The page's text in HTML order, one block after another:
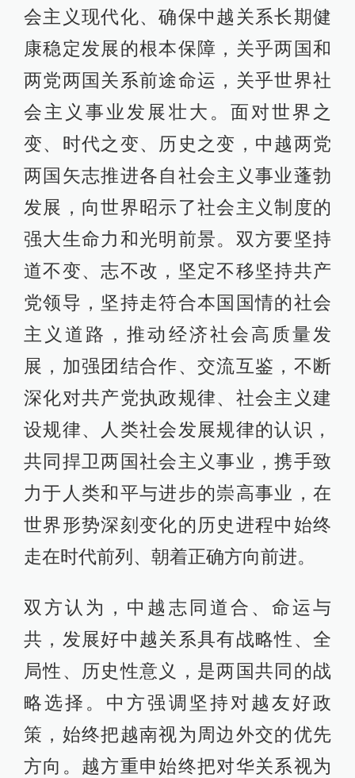
会主义现代化、确保中越关系长期健
康稳定发展的根本保障，关乎两国和
两党两国关系前途命运，关乎世界社
会主义事业发展壮大。面对世界之
变、时代之变、历史之变，中越两党
两国矢志推进各自社会主义事业蓬勃
发展，向世界昭示了社会主义制度的
强大生命力和光明前景。双方要坚持
道不变、志不改，坚定不移坚持共产
党领导，坚持走符合本国国情的社会
主义道路，推动经济社会高质量发
展，加强团结合作、交流互鉴，不断
深化对共产党执政规律、社会主义建
设规律、人类社会发展规律的认识，
共同捍卫两国社会主义事业，携手致
力于人类和平与进步的崇高事业，在
世界形势深刻变化的历史进程中始终
走在时代前列、朝着正确方向前进。
双方认为，中越志同道合、命运与
共，发展好中越关系具有战略性、全
局性、历史性意义，是两国共同的战
略选择。中方强调坚持对越友好政
策，始终把越南视为周边外交的优先
方向。越方重申始终把对华关系视为